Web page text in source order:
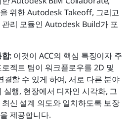
위한 Autodesk Takeoff, 그리고
관리 모듈인 Autodesk Build가 포
: 이것이 ACC의 핵심 특징이자 주
젝트 팀이 워크플로우를 2D 및
결할 수 있게 하여, 서로 다른 분야
실행, 현장에서 디자인 시각화, 그
신 설계 의도와 일치하도록 보장
제공합니다.